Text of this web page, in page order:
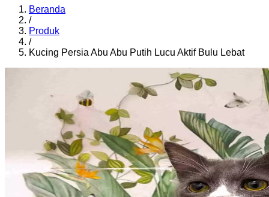
Beranda
/
Produk
/
Kucing Persia Abu Abu Putih Lucu Aktif Bulu Lebat